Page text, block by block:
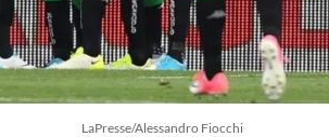
LaPresse/Alessandro Fiocchi